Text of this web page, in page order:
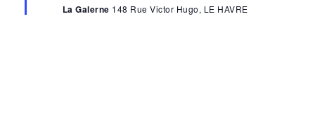
d
La Galerne 148 Rue Victor Hugo, LE HAVRE